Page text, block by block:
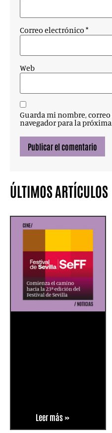
Correo electrónico *
Web
Guarda mi nombre,
navegador para la
ÚLTIMOS ARTÍCULOS
Leer más »